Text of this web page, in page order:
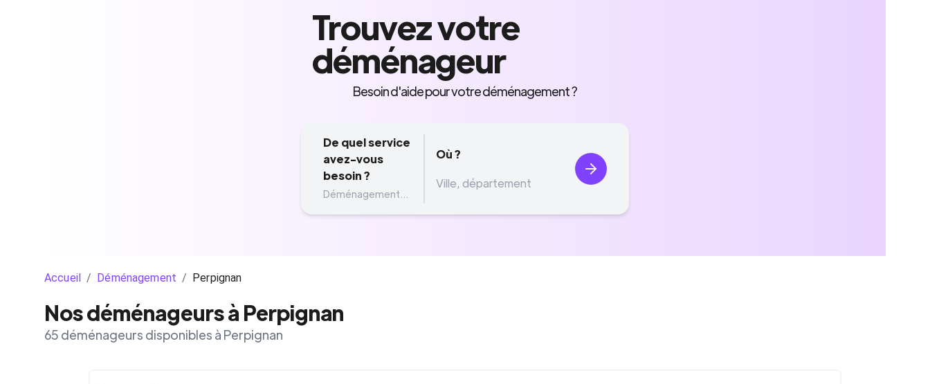
Trouvezvotre
déménageur
Besoin d'aide pour votre déménagement ?
De quel service
avez-vous
besoin ?
Déménagement...
Où ?
Accueil / Déménagement / Perpignan
Nos déménageurs à Perpignan
65 déménageurs disponibles à Perpignan